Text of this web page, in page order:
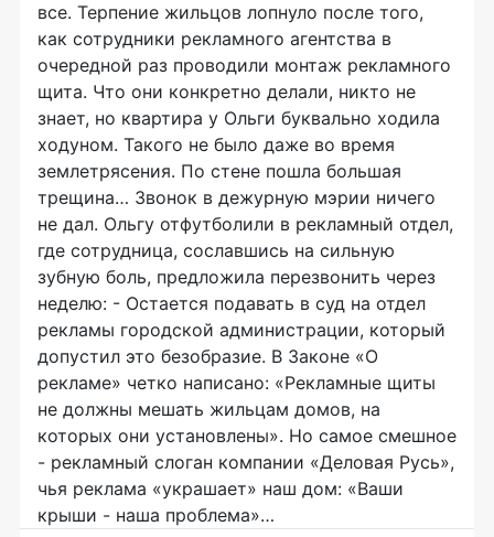
все. Терпение жильцов лопнуло после того,
как сотрудники рекламного агентства в
очередной раз проводили монтаж рекламного
щита. Что они конкретно делали, никто не
знает, но квартира у Ольги буквально ходила
ходуном. Такого не было даже во время
землетрясения. По стене пошла большая
трещина… Звонок в дежурную мэрии ничего
не дал. Ольгу отфутболили в рекламный отдел,
где сотрудница, сославшись на сильную
зубную боль, предложила перезвонить через
неделю: - Остается подавать в суд на отдел
рекламы городской администрации, который
допустил это безобразие. В Законе «О
рекламе» четко написано: «Рекламные щиты
не должны мешать жильцам домов, на
которых они установлены». Но самое смешное
- рекламный слоган компании «Деловая Русь»,
чья реклама «украшает» наш дом: «Ваши
крыши - наша проблема»…